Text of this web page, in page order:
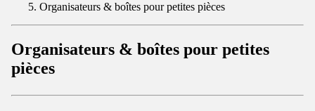
Organisateurs & boîtes pour petites pièces
Organisateurs & boîtes pour petites
pièces